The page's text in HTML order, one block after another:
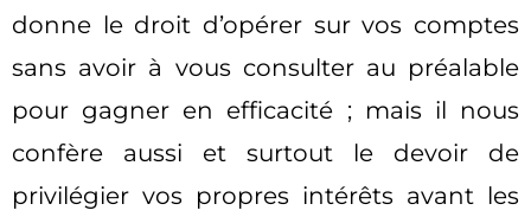
donne le droit d’opérer sur vos comptes
sans avoir à vous consulter au préalable
pour gagner en efficacité ; mais il nous
confère aussi et surtout le devoir de
privilégier vos propres intérêts avant les